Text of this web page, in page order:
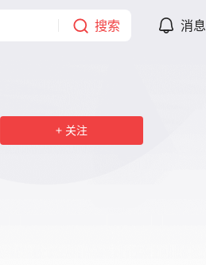
搜索 消息
关注